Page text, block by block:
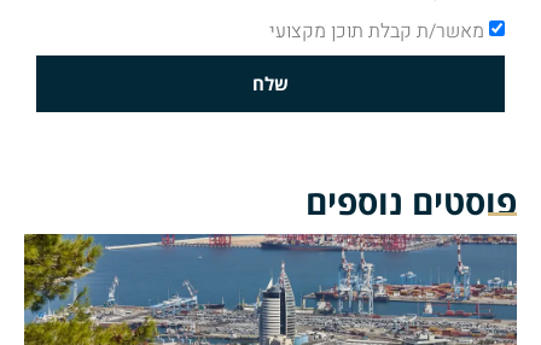
מאשר/ת קבלת תוכן מקצועי
שלח
פוסטים נוספים